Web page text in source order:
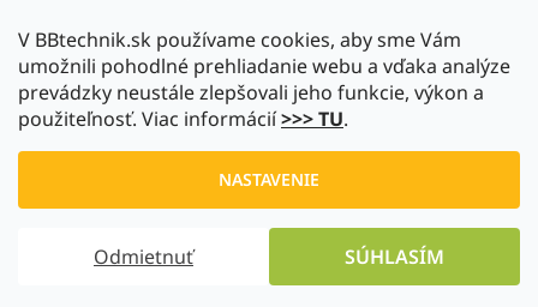
V BBtechnik.sk používame cookies, aby sme Vám
umožnili pohodlné prehliadanie webu a vďaka analýze
prevádzky neustále zlepšovali jeho funkcie, výkon a
použiteľnosť. Viac informácií>>> TU.
NASTAVENIE
Odmietnuť SÚHLASÍM
bbtechnik
https://www.youtube.com/@bb-techniks.r.o.7746
www.bbtechnik.sk. Všetky práva vyhradené.
Upraviť nastavenie cookies